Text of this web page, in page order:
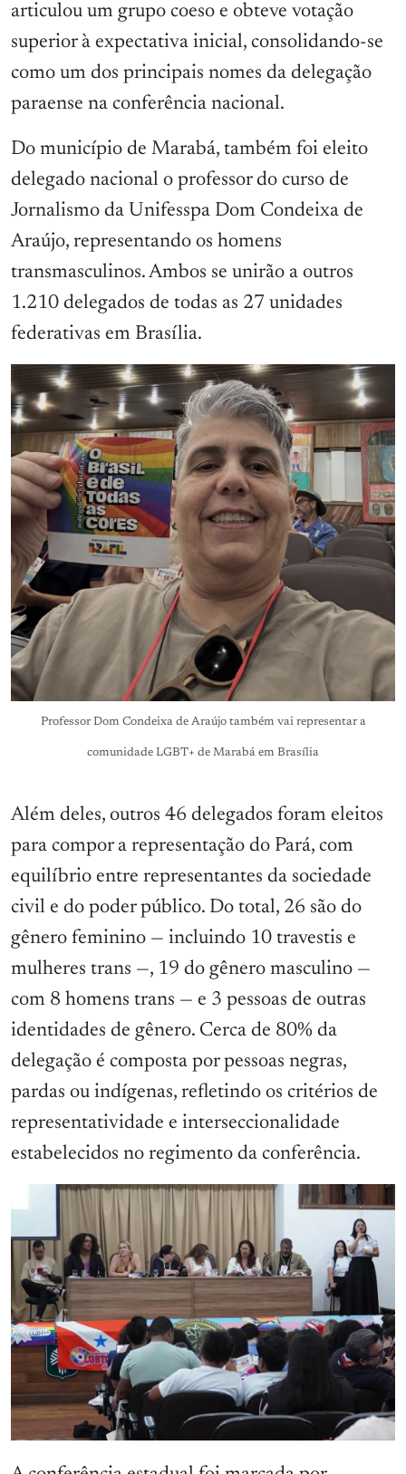
articulou um grupo coeso e obteve votação
superior à expectativa inicial, consolidando-se
como um dos principais nomes da delegação
paraense na conferência nacional.
Do município de Marabá, também foi eleito
delegado nacional o professor do curso de
Jornalismo da Unifesspa Dom Condeixa de
Araújo, representando os homens
transmasculinos. Ambos se unirão a outros
1.210 delegados de todas as 27 unidades
federativas em Brasília.
Professor Dom Condeixa de Araújo também vai representar a
comunidade LGBT+ de Marabá em Brasília
Além deles, outros 46 delegados foram eleitos
para compor a representação do Pará, com
equilíbrio entre representantes da sociedade
civil e do poder público. Do total, 26 são do
gênero feminino — incluindo 10 travestis e
mulheres trans —, 19 do gênero masculino —
com 8 homens trans — e 3 pessoas de outras
identidades de gênero. Cerca de 80% da
delegação é composta por pessoas negras,
pardas ou indígenas, refletindo os critérios de
representatividade e interseccionalidade
estabelecidos no regimento da conferência.